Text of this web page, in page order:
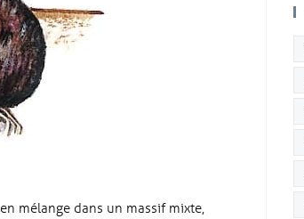
mélange dans un massif mixte,